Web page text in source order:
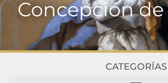
Concepción
CATEGORÍAS